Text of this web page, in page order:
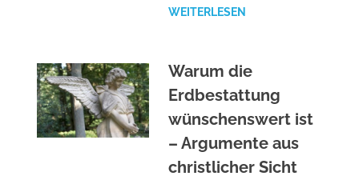
WEITERLESEN
Warum die
Erdbestattung
wünschenswert ist
– Argumente aus
christlicher Sicht